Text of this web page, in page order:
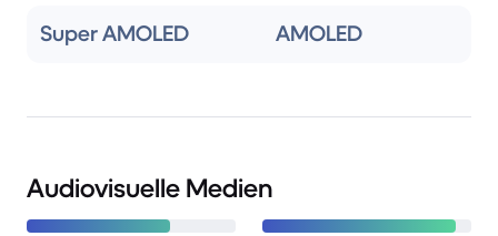
Super AMOLED AMOLED
Audiovisuelle Medien